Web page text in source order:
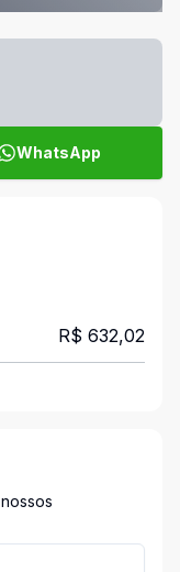
WhatsApp
R$ 632,02